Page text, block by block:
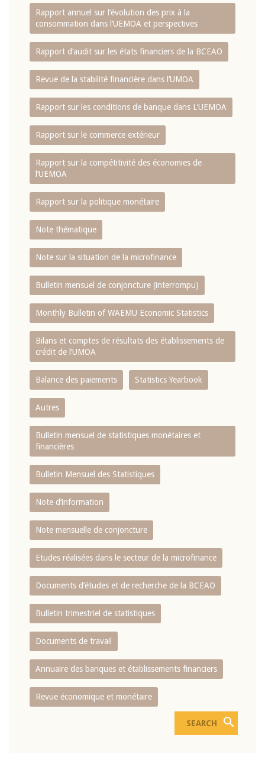
Rapport annuel sur l‘évolution des prix à la
consommation dans l‘UEMOA et perspectives
Rapport d‘audit sur les états financiers de la BCEAO
Revue de la stabilité financière dans l‘UMOA
Rapport sur les conditions de banque dans L‘UEMOA
Rapport sur le commerce extérieur
Rapport sur la compétitivité des économies de
l‘UEMOA
Rapport sur la politique monétaire
Note thématique
Note sur la situation de la microfinance
Bulletin mensuel de conjoncture (interrompu)
Monthly Bulletin of WAEMU Economic Statistics
Bilans et comptes de résultats des établissements de
crédit de l‘UMOA
Balance des paiements Statistics Yearbook
Autres
Bulletin mensuel de statistiques monétaires et
financières
Bulletin Mensuel des Statistiques
Note d’information
Note mensuelle de conjoncture
Etudes réalisées dans le secteur de la microfinance
Documents d’études et de recherche de la BCEAO
Bulletin trimestriel de statistiques
Documents de travail
Annuaire des banques et établissements financiers
Revue économique et monétaire